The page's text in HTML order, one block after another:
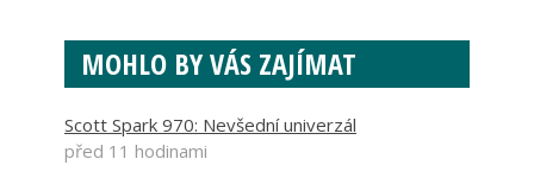
MOHLO BY VÁS ZAJÍMAT
Scott Spark 970: Nevšední univerzál
před 11 hodinami